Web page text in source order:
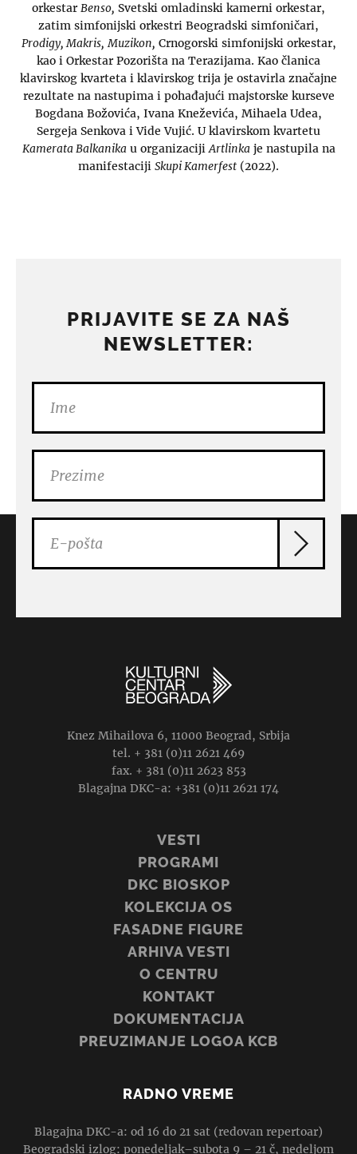
orkestarBenso, Svetski omladinski kamerni orkestar,
zatim simfonijski orkestri Beogradski simfoničari,
Prodigy, Makris, Muzikon, Crnogorski simfonijski orkestar,
kao i Orkestar Pozorišta na Terazijama. Kao članica
klavirskog kvarteta i klavirskog trija je ostavirla značajne
rezultate na nastupima i pohađajući majstorske kurseve
Bogdana Božovića, Ivana Kneževića, Mihaela Udea,
Sergeja Senkova i Vide Vujić. U klavirskom kvartetu
Kamerata Balkanikau organizacijiArtlinkaje nastupila na
manifestaciji Skupi Kamerfest (2022).
PRIJAVITE SE ZA NAŠ
NEWSLETTER:
Knez Mihailova 6, 11000 Beograd, Srbija
tel. + 381 (0)11 2621 469
fax. + 381 (0)11 2623 853
Blagajna DKC-a: +381 (0)11 2621 174
VESTI
PROGRAMI
DKC BIOSKOP
KOLEKCIJA OS
FASADNE FIGURE
ARHIVA VESTI
O CENTRU
KONTAKT
DOKUMENTACIJA
PREUZIMANJE LOGOA KCB
RADNO VREME
Blagajna DKC-a: od 16 do 21 sat (redovan repertoar)
Beogradski izlog: ponedeljak–subota 9 – 21 č, nedeljom